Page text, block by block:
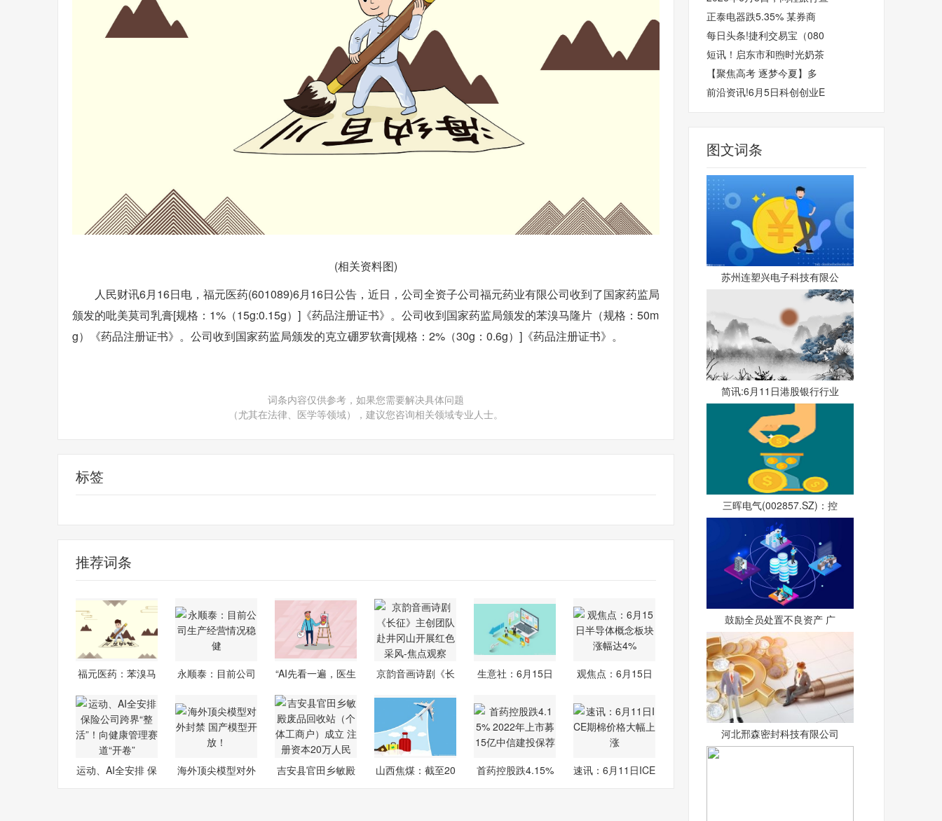
(相关资料图)
人民财讯6月16日电，福元医药(601089)6月16日公告，近日，公司全资子公司福元药业有限公司收到了国家药监局
颁发的吡美莫司乳膏[规格：1%（15g:0.15g）]《药品注册证书》。公司收到国家药监局颁发的苯溴马隆片（规格：50m
g）《药品注册证书》。公司收到国家药监局颁发的克立硼罗软膏[规格：2%（30g：0.6g）]《药品注册证书》。
词条内容仅供参考，如果您需要解决具体问题
（尤其在法律、医学等领域），建议您咨询相关领域专业人士。
标签
推荐词条
福元医药：苯溴马
永顺泰：目前公司
“AI先看一遍，医生
京韵音画诗剧《长
生意社：6月15日
观焦点：6月15日
运动、AI全安排 保
海外顶尖模型对外
吉安县官田乡敏殿
山西焦煤：截至20
首药控股跌4.15%
速讯：6月11日ICE
正泰电器跌5.35% 某券商
每日头条!捷利交易宝（080
短讯！启东市和煦时光奶茶
【聚焦高考 逐梦今夏】多
前沿资讯!6月5日科创创业E
图文词条
苏州连塑兴电子科技有限公
简讯:6月11日港股银行行业
三晖电气(002857.SZ)：控
鼓励全员处置不良资产 广
河北邢森密封科技有限公司